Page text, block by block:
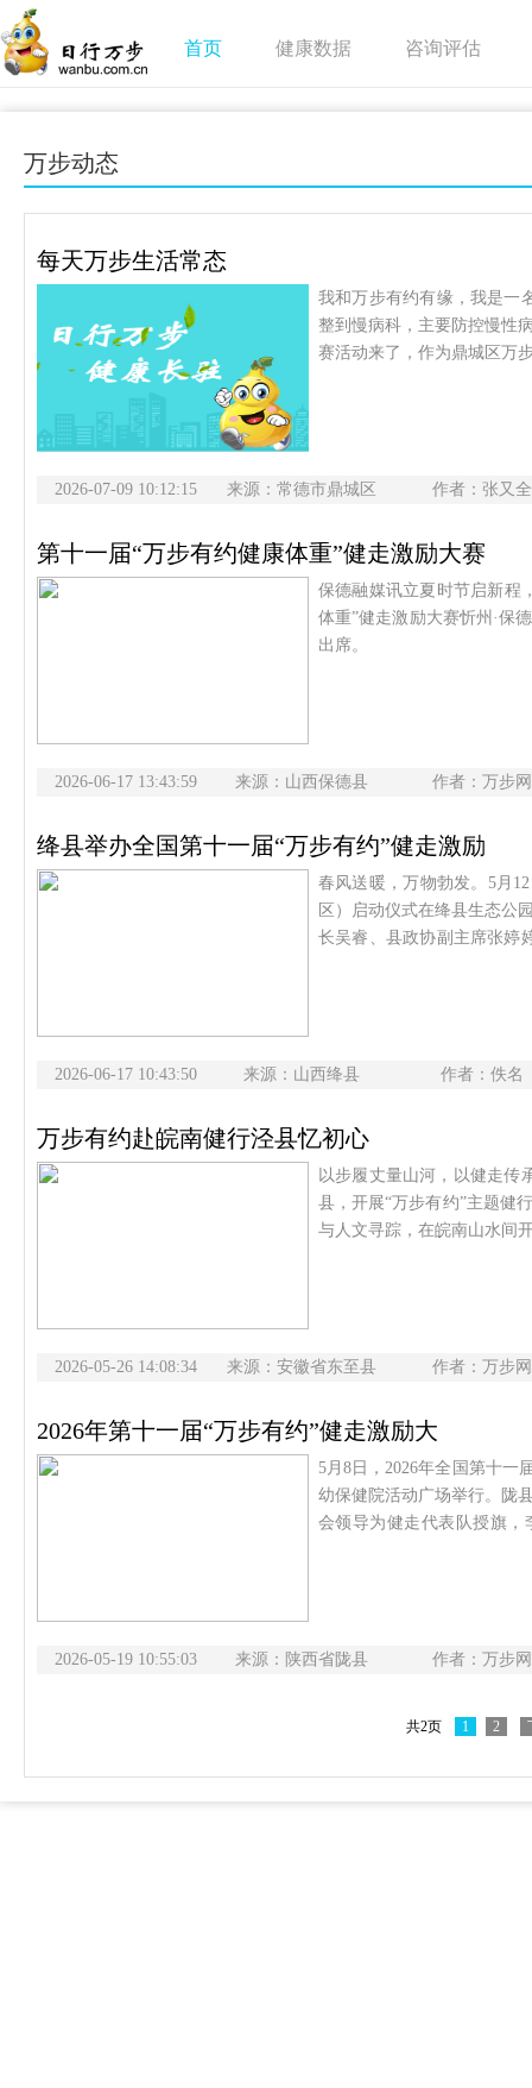
首页 健康数据 咨询评估
万步动态
每天万步生活常态
我和万步有约有缘，我是一
整到慢病科，主要防控慢性
赛活动来了，作为鼎城区万
178天完成了一万步。
2026-07-09 10:12:15 来源：常德市鼎城区 作者：张又全
第十一届“万步有约健康体重”健走激励大赛
保德融媒讯立夏时节启新程
体重”健走激励大赛忻州·保
出席。
2026-06-17 13:43:59 来源：山西保德县 作者：万步网
绛县举办全国第十一届“万步有约”健走激励
春风送暖，万物勃发。5月
区）启动仪式在绛县生态公
长吴睿、县政协副主席张婷
2026-06-17 10:43:50 来源：山西绛县 作者：佚名
万步有约赴皖南健行泾县忆初心
以步履丈量山河，以健走传
县，开展“万步有约”主题健
与人文寻踪，在皖南山水间
悄然达成，脚步轻踏处，皆
2026-05-26 14:08:34 来源：安徽省东至县 作者：万步网
2026年第十一届“万步有约”健走激励大
5月8日，2026年全国第十一
幼保健院活动广场举行。陇
会领导为健走代表队授旗，
排、组织保障及活动要求，
2026-05-19 10:55:03 来源：陕西省陇县 作者：万步网
共2页 1 2